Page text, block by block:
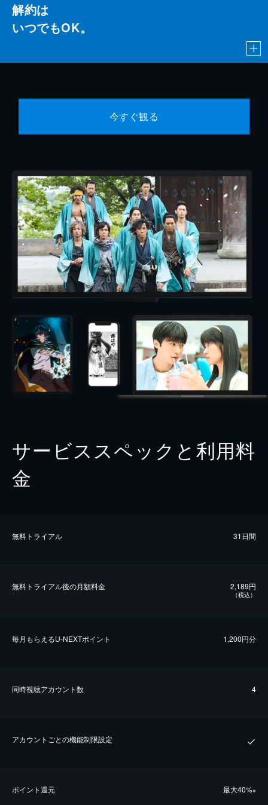
解約は
いつでもOK。
今すぐ観る
サービススペックと利用料
金
無料トライアル 31日間
無料トライアル後の⽉額料金 2,189円
（税込）
毎⽉もらえるU-NEXTポイント 1,200円分
同時視聴アカウント数 4
アカウントごとの機能制限設定
ポイント還元 最⼤40%※